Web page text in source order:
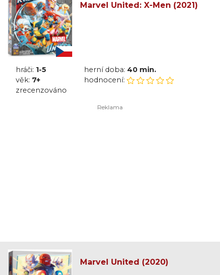
Marvel United: X-Men (2021)
hráči: 1-5 herní doba: 40 min.
věk: 7+
hodnocení:
zrecenzováno
Marvel United (2020)